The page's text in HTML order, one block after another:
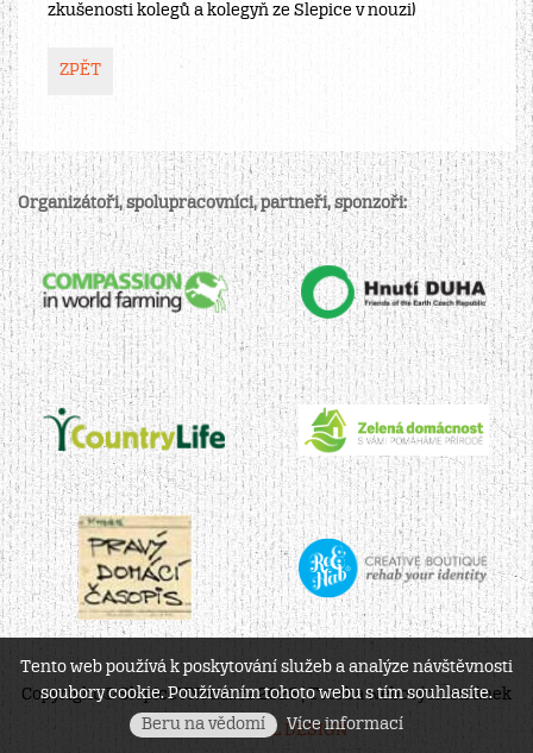
Tento web používá k poskytování služeb a analýze návštěvnosti
soubory cookie. Používáním tohoto webu s tím souhlasíte.
Beru na vědomí
Více informací
zkušenosti kolegů a kolegyň ze Slepice v nouzi)
ZPĚT
Organizátoři, spolupracovníci, partneři, sponzoři:
Copyright © SlepiceVNouzi.cz 2026 | Tvorba webových stránek
TECHNICAL DESIGN